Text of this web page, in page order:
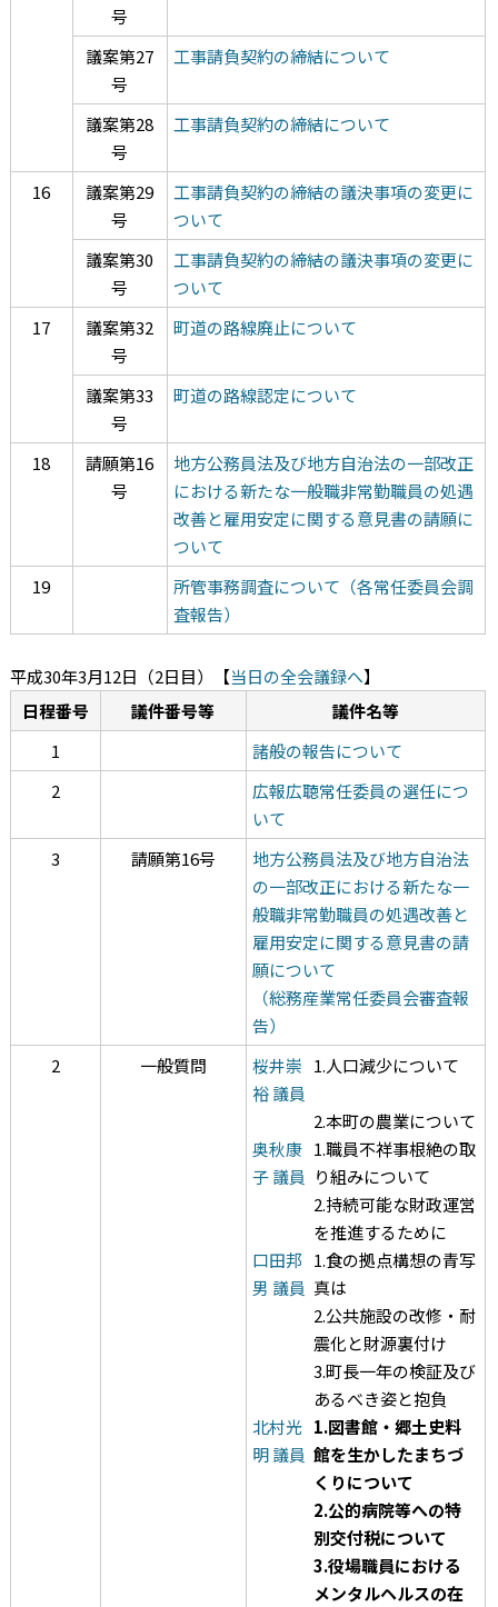
号
議案第27
号
工事請負契約の締結について
議案第28
号
工事請負契約の締結について
16
議案第29
号
工事請負契約の締結の議決事項の変更に
ついて
議案第30
号
工事請負契約の締結の議決事項の変更に
ついて
17
議案第32
号
町道の路線廃止について
議案第33
号
町道の路線認定について
18
請願第16
号
地方公務員法及び地方自治法の一部改正
における新たな一般職非常勤職員の処遇
改善と雇用安定に関する意見書の請願に
ついて
19
所管事務調査について（各常任委員会調
査報告）
平成30年3月12日（2日目） 【当日の全会議録へ】
日程番号
議件番号等
議件名等
1
諸般の報告について
2
広報広聴常任委員の選任につ
いて
3
請願第16号
地方公務員法及び地方自治法
の一部改正における新たな一
般職非常勤職員の処遇改善と
雇用安定に関する意見書の請
願について
（総務産業常任委員会審査報
告）
2
一般質問
桜井崇
裕 議員
1.人口減少について
2.本町の農業について
奥秋康
子 議員
1.職員不祥事根絶の取
り組みについて
2.持続可能な財政運営
を推進するために
口田邦
男 議員
1.食の拠点構想の青写
真は
2.公共施設の改修・耐
震化と財源裏付け
3.町長一年の検証及び
あるべき姿と抱負
北村光
明 議員
1.図書館・郷土史料
館を生かしたまちづ
くりについて
2.公的病院等への特
別交付税について
3.役場職員における
メンタルヘルスの在